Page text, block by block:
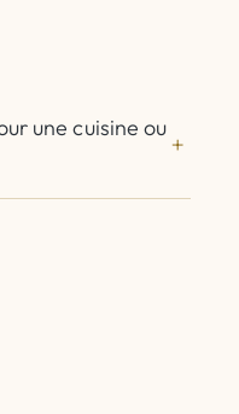
une cuisine ou